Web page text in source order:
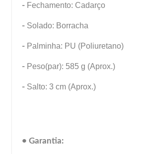
- Fechamento: Cadarço
- Solado: Borracha
- Palminha: PU (Poliuretano)
- Peso(par): 585 g (Aprox.)
- Salto: 3 cm (Aprox.)
• Garantia: